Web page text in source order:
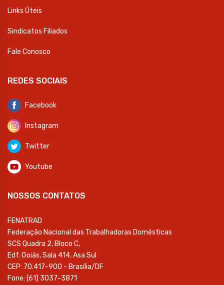
Links Úteis
Sindicatos Filiados
Fale Conosco
REDES SOCIAIS
Facebook
Instagram
Twitter
Youtube
NOSSOS CONTATOS
FENATRAD
Federação Nacional das Trabalhadoras Domésticas
SCS Quadra 2, Bloco C,
Edf. Goiás, Sala 414, Asa Sul
CEP: 70.417-900 - Brasília/DF
Fone: (61) 3037-3871